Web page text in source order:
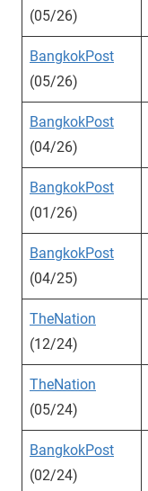
(05/26)
BangkokPost
(05/26)
BangkokPost
(04/26)
BangkokPost
(01/26)
BangkokPost
(04/25)
TheNation
(12/24)
TheNation
(05/24)
BangkokPost
(02/24)